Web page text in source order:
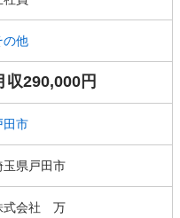
の他
収290,000円
田市
玉県戸田市
式会社 万